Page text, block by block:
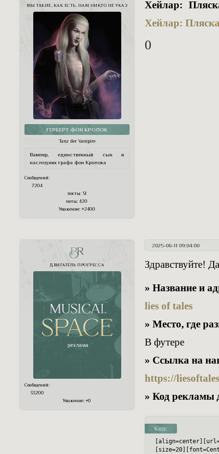
МЫ ТАКИЕ, КАК ЕСТЬ, НАМ НИКТО НЕ УКАЗ
ГЕРБЕРТ ФОН КРОЛОК
Tanz der Vampire
Вампир, единственный сын и
наследник графа фон Кролока
Сообщений:
7204
посты: 51
ноты: 420
Уважение: +2400
Хейлар:
Хейлар:
0
2025-06-11 09:04:00
PR
ДВИГАТЕЛЬ ПРОГРЕССА
Сообщений:
33200
Уважение: +0
Здравствуйте!
» Название и
lies of tales
» Место, где
В футере
» Ссылка на
https://
» Код рекламы
Код: